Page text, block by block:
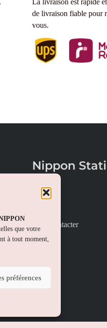
que votre
à tout moment,
préférences
La livraison est rapide
de livraison fiable pour
vous.
Nippon
À propos
Nous contacter